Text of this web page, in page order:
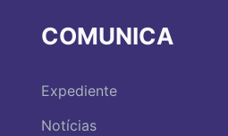
COMUNICA
Expediente
Notícias